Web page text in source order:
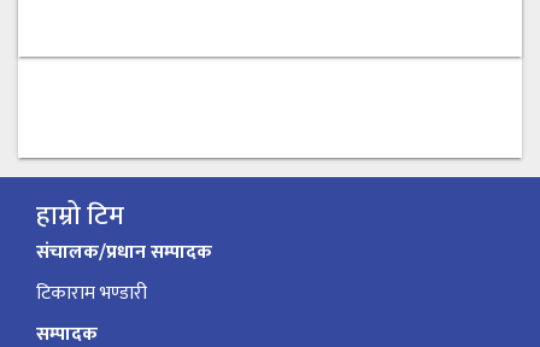
हाम्रो टिम
संचालक/प्रधान सम्पादक
टिकाराम भण्डारी
सम्पादक